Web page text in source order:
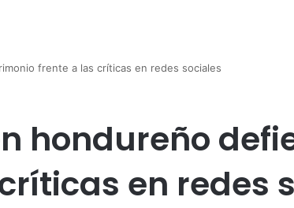
frente a las críticas en redes sociales
hondureño
en redes